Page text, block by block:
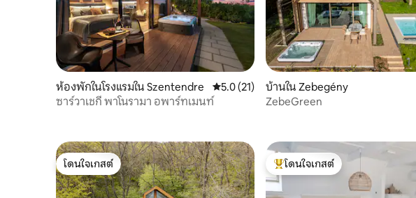
ห้องพักในโรงแรมใน Szentendre คะแนนเฉลี่ย 5.0 จาก 5, 21 รีวิว
5.0 (21)
ซาร์วาเชกี พาโนรามา อพาร์ทเมนท์
บ้านใน Zebegény
ZebeGreen
โดนใจเกสต์
โดนใจเกสต์
โดนใจเกสต์ที่สุด
โดนใจเกสต์